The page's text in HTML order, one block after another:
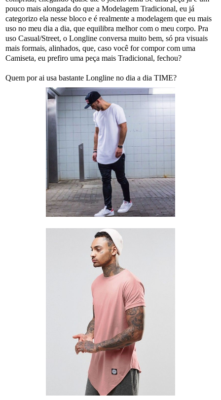
pouco mais alongada do que a Modelagem Tradicional, eu já
categorizo ela nesse bloco e é realmente a modelagem que eu mais
uso no meu dia a dia, que equilibra melhor com o meu corpo. Pra
uso Casual/Street, o Longline conversa muito bem, só pra visuais
mais formais, alinhados, que, caso você for compor com uma
Camiseta, eu prefiro uma peça mais Tradicional, fechou?
Quem por ai usa bastante Longline no dia a dia TIME?